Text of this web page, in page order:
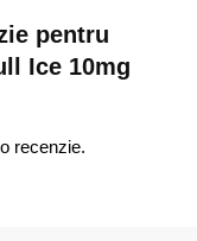
pentru
Ice 10mg
recenzie.